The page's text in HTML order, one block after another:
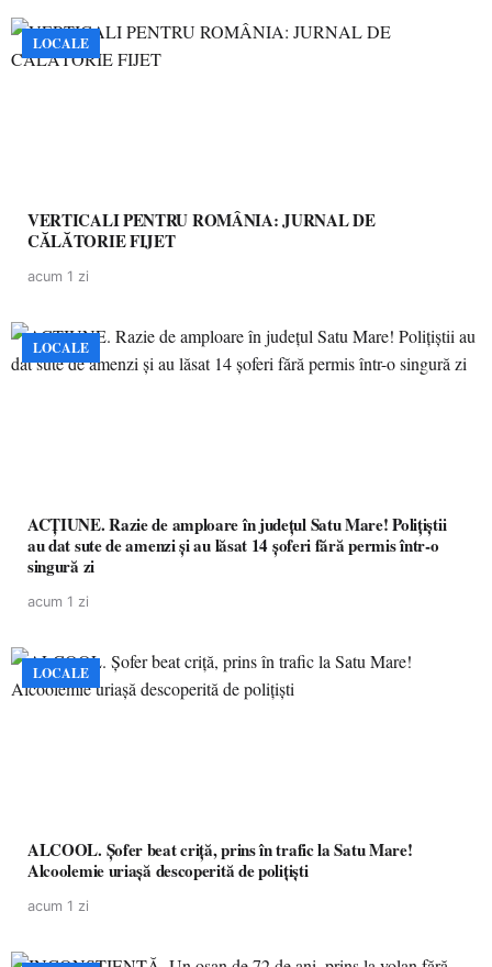
LOCALE
VERTICALI PENTRU ROMÂNIA: JURNAL DE
CĂLĂTORIE FIJET
acum 1 zi
LOCALE
ACȚIUNE. Razie de amploare în județul Satu Mare! Polițiștii
au dat sute de amenzi și au lăsat 14 șoferi fără permis într-o
singură zi
acum 1 zi
LOCALE
ALCOOL. Șofer beat criță, prins în trafic la Satu Mare!
Alcoolemie uriașă descoperită de polițiști
acum 1 zi